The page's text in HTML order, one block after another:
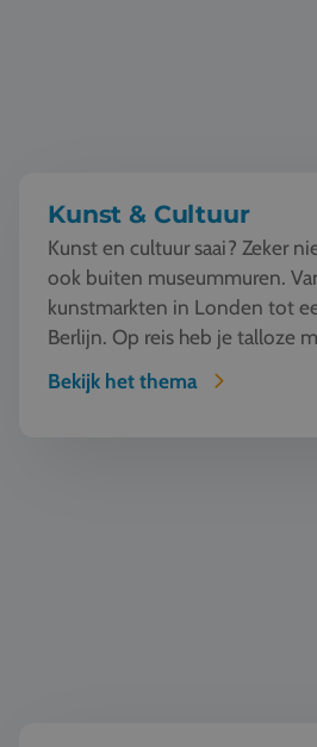
Kunst & Cultuur
Kunst en cultuur saai? Zeker
ook buiten museummuren.
kunstmarkten in Londen tot
Berlijn. Op reis heb je talloze
te beleven en...
Bekijk het thema